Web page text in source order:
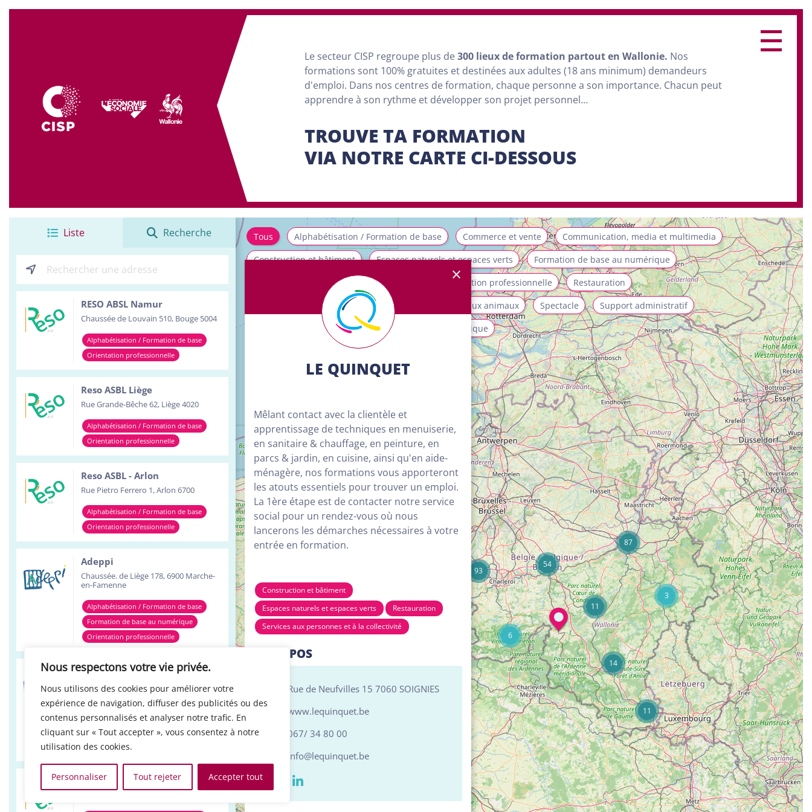
Nous respectons votre vie privée.
Nous utilisons des cookies pour améliorer votre
expérience de navigation, diffuser des publicités ou des
contenus personnalisés et analyser notre trafic. En
cliquant sur « Tout accepter », vous consentez à notre
utilisation des cookies.
Personnaliser Tout rejeter Accepter tout
Le secteur CISP regroupe plus de300 lieux de formation partout en Wallonie. Nos
formations sont 100% gratuites et destinées aux adultes (18 ans minimum) demandeurs
d'emploi. Dans nos centres de formation, chaque personne a son importance. Chacun peut
apprendre à son rythme et développer son projet personnel…
TROUVE TA FORMATION
VIA NOTRE CARTE CI-DESSOUS
Liste Recherche
RESO ABSL Namur
Chaussée de Louvain 510, Bouge 5004
Alphabétisation / Formation de base
Orientation professionnelle
Reso ASBL Liège
Rue Grande-Bêche 62, Liège 4020
Alphabétisation / Formation de base
Orientation professionnelle
Reso ASBL - Arlon
Rue Pietro Ferrero 1, Arlon 6700
Alphabétisation / Formation de base
Orientation professionnelle
Adeppi
Chaussée. de Liège 178, 6900 Marche-
en-Famenne
Alphabétisation / Formation de base
Formation de base au numérique
Orientation professionnelle
Adeppi
Avenue de l'Europe 1A, 7903 Leuze-en-
Hainaut
Alphabétisation / Formation de base
Formation de base au numérique
Orientation professionnelle
Réso ASBL Verviers
Tous Alphabétisation / Formation de base Commerce et vente
Communication, media et multimedia
Construction et bâtiment
Espaces naturels et espaces verts
Formation de base au numérique
Installation et maintenance
Orientation professionnelle
Restauration
Services aux personnes et à la collectivité
Soins aux animaux Spectacle
Support administratif
Tourisme, loisirs et animation
Transport et logistique
3
14
11
6
11
54
93
87
−
LE QUINQUET
Mêlant contact avec la clientèle et
apprentissage de techniques en menuiserie,
en sanitaire & chauffage, en peinture, en
parcs & jardin, en cuisine, ainsi qu'en aide-
ménagère, nos formations vous apporteront
les atouts essentiels pour trouver un emploi.
La 1ère étape est de contacter notre service
social pour un rendez-vous où nous
lancerons les démarches nécessaires à votre
entrée en formation.
Construction et bâtiment
Espaces naturels et espaces verts
Restauration
Services aux personnes et à la collectivité
À PROPOS
Rue de Neufvilles 15 7060 SOIGNIES
www.lequinquet.be
067/ 34 80 00
info@lequinquet.be
+